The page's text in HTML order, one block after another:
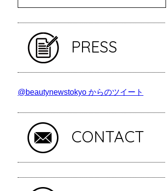
PRESS
@beautynewstokyo からのツイート
CONTACT